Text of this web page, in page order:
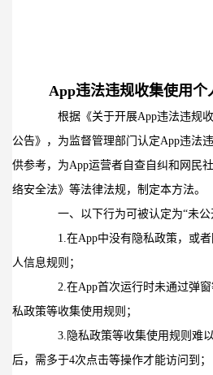
App违法违规收集使用个
根据《关于开展App违法违规
公告》，为监督管理部门认定App违法
供参考，为App运营者自查自纠和网民
络安全法》等法律法规，制定本方法。
一、以下行为可被认定为“未
1.在App中没有隐私政策，或
人信息规则；
2.在App首次运行时未通过弹
私政策等收集使用规则；
3. 隐私政策等收集使用规则难
后，需多于4次点击等操作才能访问到；